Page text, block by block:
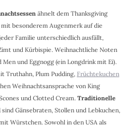
ähnelt dem Thanksgiving
besonderem Augenmerk auf die
Familie unterschiedlich ausfällt,
und Kürbispie. Weihnachtliche Noten
und Eggnogg (ein Longdrink mit Ei).
Truthahn, Plum Pudding, Früchtekuchen
Weihnachtsansprache von King
und Clotted Cream. Traditionelle
sind Gänsebraten, Stollen und Lebkuchen,
Würstchen. Sowohl in den USA als